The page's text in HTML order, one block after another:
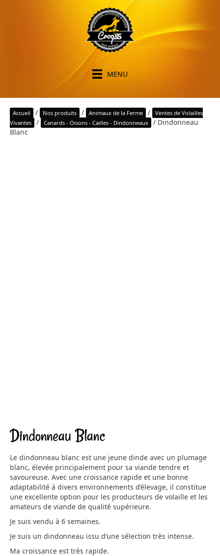
MENU
Accueil / Nos produits / Animaux de la Ferme /
Ventes de Volailles
Vivantes
/ Canards - Oisons - Cailles - Dindonneaux
/ Dindonneau
Blanc
Dindonneau Blanc
Le dindonneau blanc est une jeune dinde avec un plumage
blanc, élevée principalement pour sa viande tendre et
savoureuse. Avec une croissance rapide et une bonne
adaptabilité à divers environnements d’élevage, il constitue
une excellente option pour les producteurs de volaille et les
amateurs de viande de qualité supérieure.
Je suis vendu à 6 semaines.
Je suis un dindonneau issu d’une sélection très intense.
Ma croissance est très rapide.